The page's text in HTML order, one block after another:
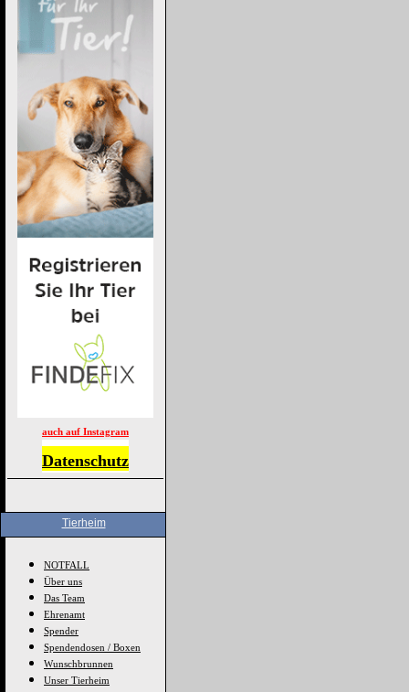
auch auf Instagram
Datenschutz
Tierheim
NOTFALL
Über uns
Das Team
Ehrenamt
Spender
Spendendosen / Boxen
Wunschbrunnen
Unser Tierheim